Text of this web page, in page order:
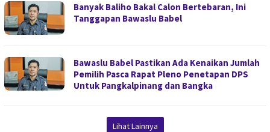
Banyak Baliho Bakal Calon Bertebaran, Ini
Tanggapan Bawaslu Babel
Bawaslu Babel Pastikan Ada Kenaikan Jumlah
Pemilih Pasca Rapat Pleno Penetapan DPS
Untuk Pangkalpinang dan Bangka
Lihat Lainnya